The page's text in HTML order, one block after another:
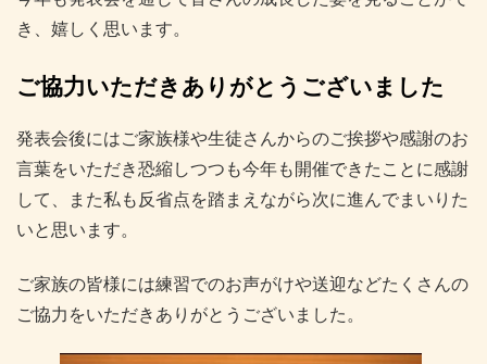
き、嬉しく思います。
ご協力いただきありがとうございました
発表会後にはご家族様や生徒さんからのご挨拶や感謝のお
言葉をいただき恐縮しつつも今年も開催できたことに感謝
して、また私も反省点を踏まえながら次に進んでまいりた
いと思います。
ご家族の皆様には練習でのお声がけや送迎などたくさんの
ご協力をいただきありがとうございました。